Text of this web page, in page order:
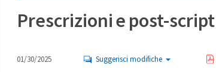
Prescrizioni e post-script
01/30/2025 Suggerisci modifiche